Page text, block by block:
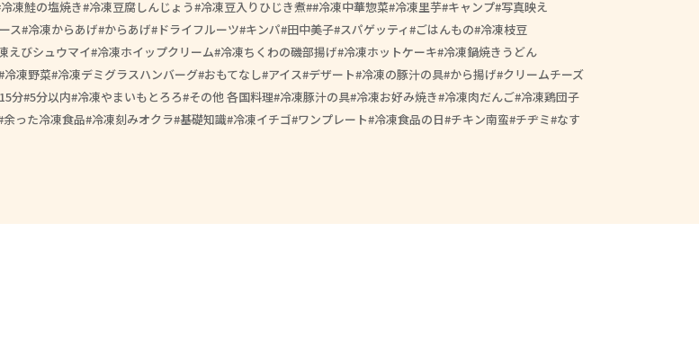
冷凍鮭の塩焼き 冷凍豆腐しんじょう 冷凍豆入りひじき煮 #冷凍中華惣菜 冷凍里芋 キャンプ 写真映え
ス 冷凍からあげ からあげ ドライフルーツ キンパ 田中美子 スパゲッティ ごはんもの 冷凍枝豆
えびシュウマイ 冷凍ホイップクリーム 冷凍ちくわの磯部揚げ 冷凍ホットケーキ 冷凍鍋焼きうどん
冷凍野菜 冷凍デミグラスハンバーグ おもてなし アイス デザート 冷凍の豚汁の具 から揚げ クリームチーズ
15分 5分以内 冷凍やまいもとろろ その他 各国料理 冷凍豚汁の具 冷凍お好み焼き 冷凍肉だんご 冷凍鶏団子
余った冷凍食品 冷凍刻みオクラ 基礎知識 冷凍イチゴ ワンプレート 冷凍食品の日 チキン南蛮 チヂミ なす